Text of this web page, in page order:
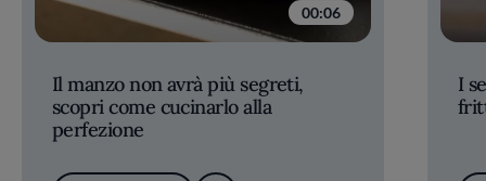
00:06
Il manzo non avrà più segreti,
scopri come cucinarlo alla
perfezione
I